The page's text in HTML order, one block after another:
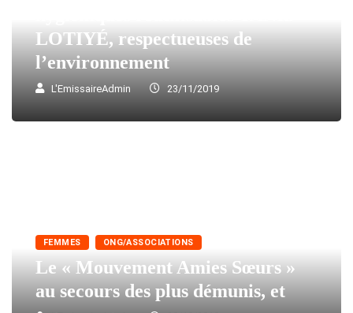
LOTIYÉ, respectueuses de
l’environnement
L'EmissaireAdmin 23/11/2019
FEMMES ONG/ASSOCIATIONS
Le « Mouvement Amies Sœurs »
au secours des plus démunis, et